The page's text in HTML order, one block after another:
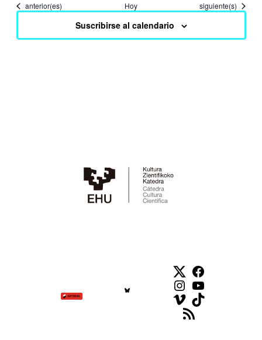
Eventos
anterior(es) Hoy Eventos
siguiente(s)
Suscribirse al calendario
TwitterFacebook
Instagram
YouTube
VimeoTikTok
Feed RSS